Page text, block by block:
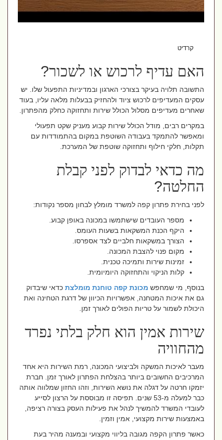
האם עדיף לרכוש או לשכור?
התשובה תלויה בעיקר בצורכי הארגון ובמדיניות התפעול שלו. יש
עסקים המעדיפים לרכוש ציוד ולהחזיק בבעלות מלאה עליו, בעוד
שאחרים מעדיפים מסלול הכולל שירות ותחזוקה כחלק מהפתרון.
במקרים רבים, מודל הכולל שירות קבוע מעניק שקט תפעולי
ומאפשר להתמקד בעבודה השוטפת במקום בהתמודדות עם
תקלות, חלקי חילוף ותחזוקה שוטפת של המערכת.
מה כדאי לבדוק לפני קבלת
החלטה?
לפני בחירת פתרון קפה למשרד מומלץ לבחון מספר נקודות:
מספר העובדים שישתמשו במכונה באופן קבוע.
היקף הכנת המשקאות בשעות העומס.
הצורך במשקאות חלביים לצד אספרסו.
מקום פנוי להצבת המכונה.
זמינות שירות ותמיכה טכנית.
קלות הניקוי והתחזוקה היומיומית.
בנוסף, מי שמחפשמכונת קפה טוחנת מומלצת כדאי שיבדוק
גם את איכות המטחנה, אפשרויות הכיוון של דרגת הטחינה ואת
היכולת לשמור על טריות הפולים לאורך זמן.
שירות אמין הוא חלק בלתי נפרד
מהחוויה
מעבר לאיכות המשקה ולביצועי המכונה, רמת השירות היא אחד
המרכיבים החשובים ביותר בהצלחת הפתרון לאורך זמן. חברת
יזמקו חרטה על דגלה את נושא השירות, וזהו החזון שמלווה אותה
כבר למעלה מ-53 שנים. תפיסה זו מבוססת על הרצון לסייע
לעובדי המשרד להמשיך לנהל את פעילות העסק בצורה רציפה,
באמצעות שירות מקצועי, אמין וזמין.
כאשר פתרון הקפה מגובה בליווי מקצועי ובמענה מהיר בעת